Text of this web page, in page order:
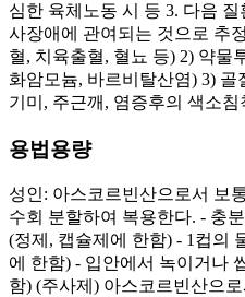
심한 육체노동 시 등 3. 다음
사장애에 관여되는 것으로 추
혈, 치육출혈, 혈뇨 등) 2) 약물
화암모늄, 바르비탈산염) 3)
기미, 주근깨, 염증후의 색소
용법용량
성인: 아스코르빈산으로서 보
수회 분할하여 복용한다. - 충
(정제, 캡슐제에 한함) - 1컵의
에 한함) - 입안에서 녹이거나
함) (주사제) 아스코르빈산으로